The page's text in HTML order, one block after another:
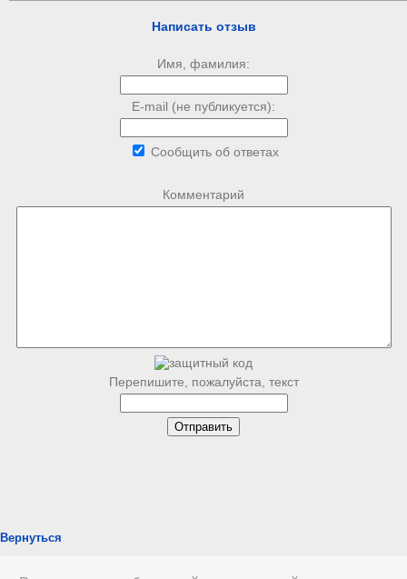
Написать отзыв
Имя, фамилия:
E-mail (не публикуется):
Сообщить об ответах
Комментарий
Перепишите, пожалуйста, текст
Вернуться